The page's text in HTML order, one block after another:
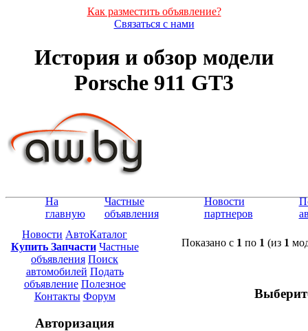
Как разместить объявление?
Связаться с нами
История и обзор модели
Porsche 911 GT3
На
главную
Частные
объявления
Новости
партнеров
Новости АвтоКаталог
Купить Запчасти Частные
объявления Поиск
автомобилей Подать
объявление Полезное
Контакты Форум
Авторизация
Показано с 1 по 1 (из 1